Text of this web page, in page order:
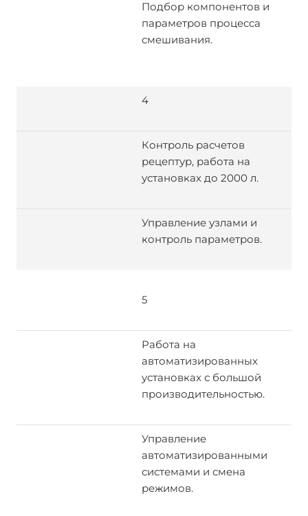
Подбор компонентов и
параметров процесса
смешивания.
4
Контроль расчетов
рецептур, работа на
установках до 2000 л.
Управление узлами и
контроль параметров.
5
Работа на
автоматизированных
установках с большой
производительностью.
Управление
автоматизированными
системами и смена
режимов.